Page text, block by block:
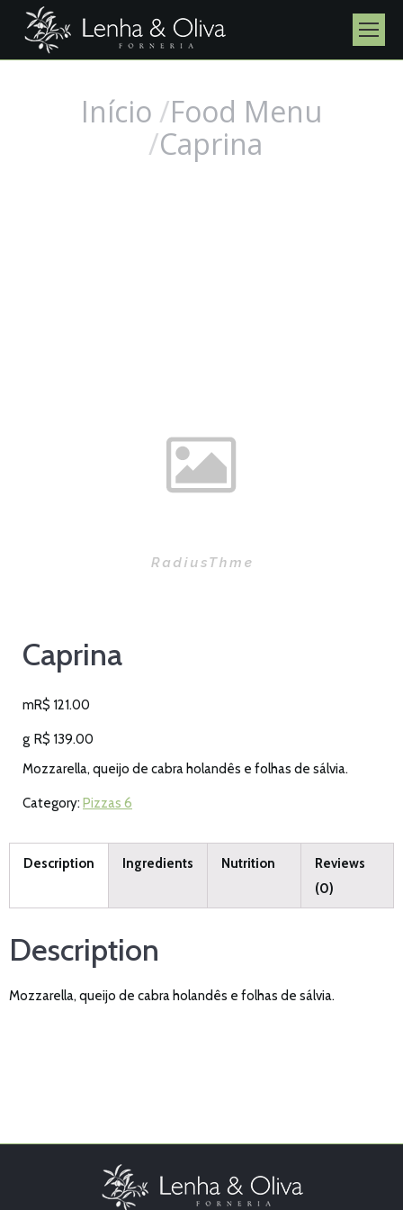
Você está aqui:Início Food Menu
Caprina
Caprina
mR$ 121.00
g R$ 139.00
Mozzarella, queijo de cabra holandês e folhas de sálvia.
Category: Pizzas 6
Description Ingredients Nutrition
Reviews
(0)
Description
Mozzarella, queijo de cabra holandês e folhas de sálvia.